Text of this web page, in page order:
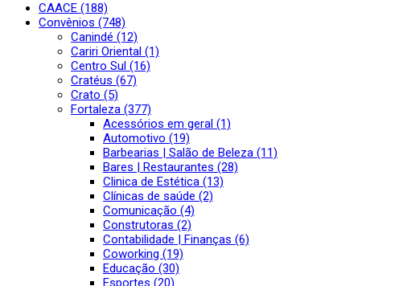
CAACE (188)
Convênios (748)
Canindé (12)
Cariri Oriental (1)
Centro Sul (16)
Cratéus (67)
Crato (5)
Fortaleza (377)
Acessórios em geral (1)
Automotivo (19)
Barbearias | Salão de Beleza (11)
Bares | Restaurantes (28)
Clinica de Estética (13)
Clínicas de saúde (2)
Comunicação (4)
Construtoras (2)
Contabilidade | Finanças (6)
Coworking (19)
Educação (30)